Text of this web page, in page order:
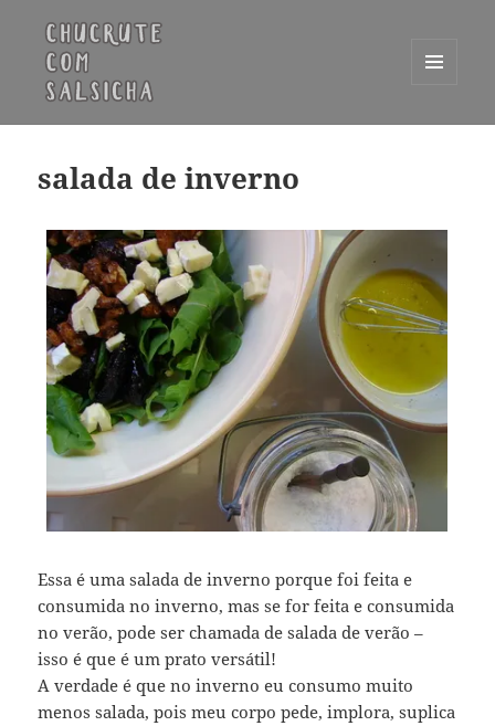
WIDGETS
salada de inverno
Essa é uma salada de inverno porque foi feita e
consumida no inverno, mas se for feita e consumida
no verão, pode ser chamada de salada de verão –
isso é que é um prato versátil!
A verdade é que no inverno eu consumo muito
menos salada, pois meu corpo pede, implora, suplica